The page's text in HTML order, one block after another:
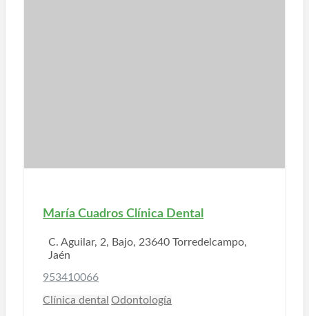
María Cuadros Clínica Dental
C. Aguilar, 2, Bajo, 23640 Torredelcampo,
Jaén
953410066
Clínica dental Odontología